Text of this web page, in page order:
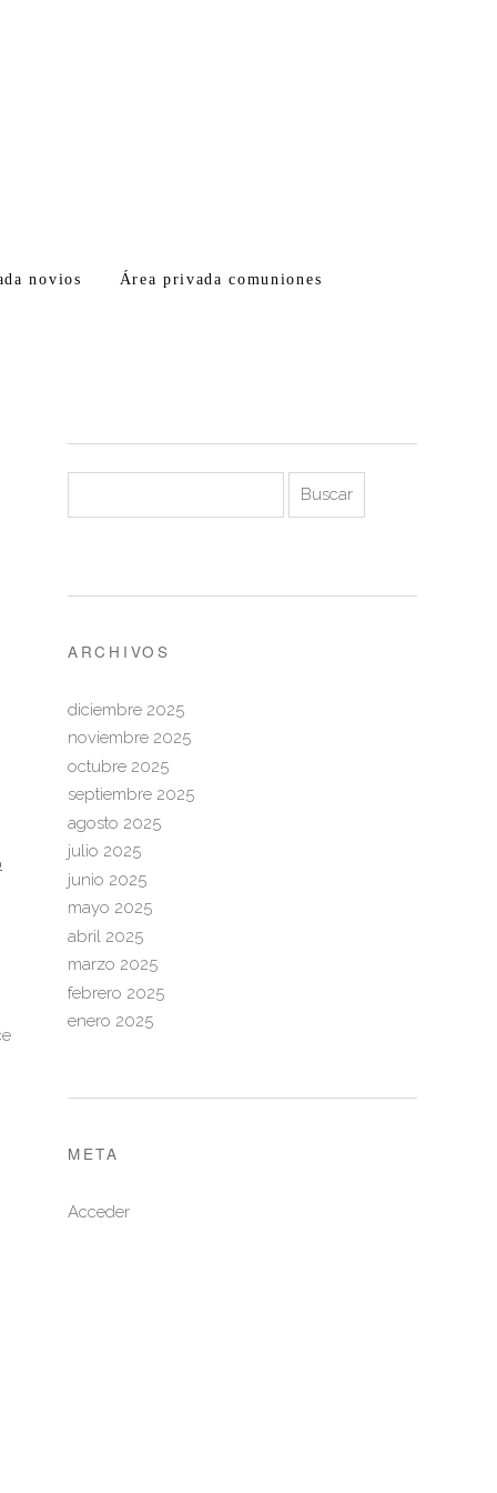
novios Área privada comuniones
ARCHIVOS
diciembre 2025
noviembre 2025
octubre 2025
septiembre 2025
agosto 2025
julio 2025
junio 2025
mayo 2025
abril 2025
marzo 2025
febrero 2025
enero 2025
META
Acceder